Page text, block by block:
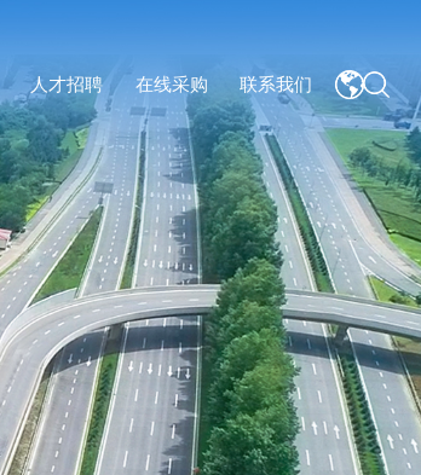
人才招聘 在线采购 联系我们